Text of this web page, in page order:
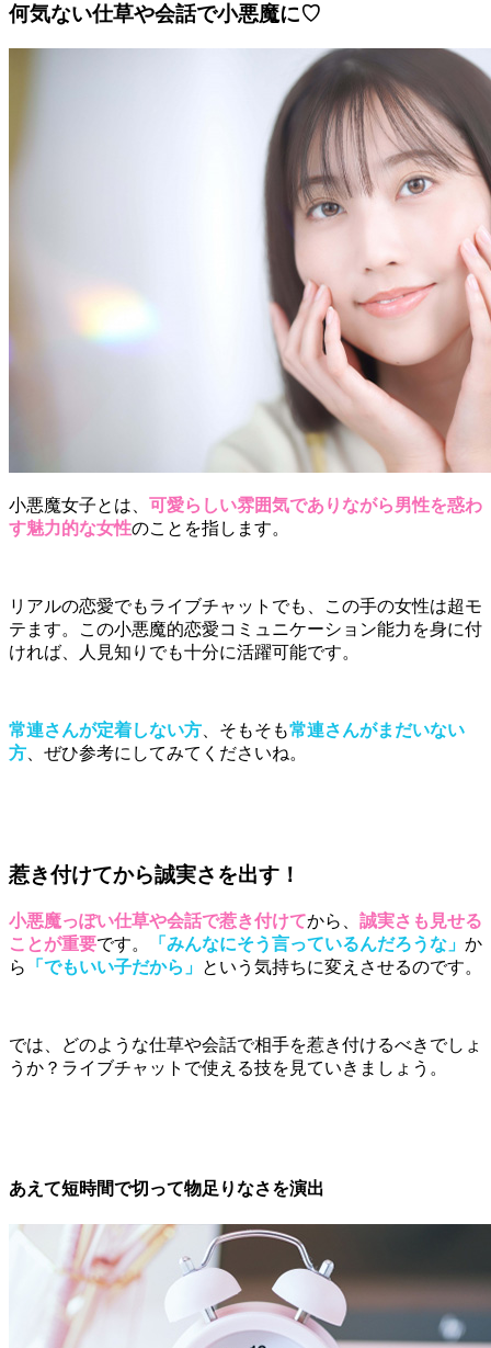
何気ない仕草や会話で小悪魔に♡
小悪魔女子とは、 可愛らしい雰囲気でありながら男性を惑わ
す魅力的な女性のことを指します。
リアルの恋愛でもライブチャットでも、この手の女性は超モ
テます。この小悪魔的恋愛コミュニケーション能力を身に付
ければ、人見知りでも十分に活躍可能です。
常連さんが定着しない方 、そもそも常連さんがまだいない
方 、ぜひ参考にしてみてくださいね。
惹き付けてから誠実さを出す！
小悪魔っぽい仕草や会話で惹き付けてから、 誠実さも見せる
ことが重要です。 「みんなにそう言っているんだろうな」 か
ら
「でもいい子だから」 という気持ちに変えさせるのです。
では、どのような仕草や会話で相手を惹き付けるべきでしょ
うか？ライブチャットで使える技を見ていきましょう。
あえて短時間で切って物足りなさを演出